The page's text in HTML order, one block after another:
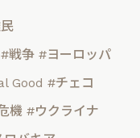
#戦争 #ヨーロッパ
Good #チェコ
機 #ウクライナ